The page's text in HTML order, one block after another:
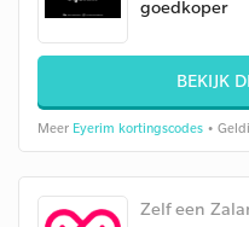
goedkoper
BEKIJK
Meer Eyerim kortingscodes •
Zelf een